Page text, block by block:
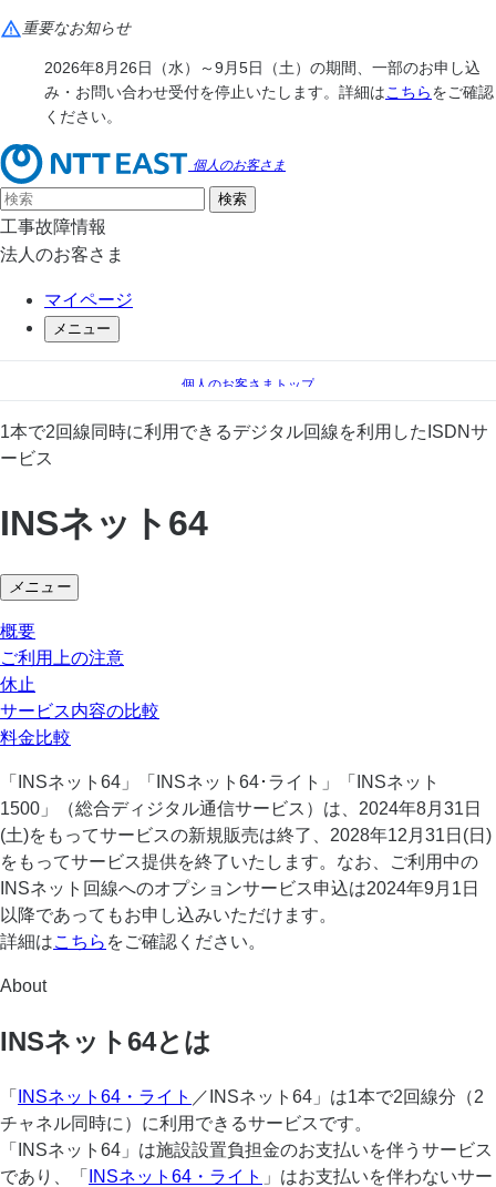
重要なお知らせ
2026年8月26日（水）～9月5日（土）の期間、一部のお申し込
み・お問い合わせ受付を停止いたします。詳細はこちらをご確認
ください。
個人のお客さま
工事故障情報
法人のお客さま
マイページ
メニュー
個人のお客さまトップ
電話
INSネット64
1本で2回線同時に利用できるデジタル回線を利用したISDNサ
ービス
INSネット64
メニュー
概要
ご利用上の注意
休止
サービス内容の比較
料金比較
「INSネット64」「INSネット64･ライト」「INSネット
1500」（総合ディジタル通信サービス）は、2024年8月31日
(土)をもってサービスの新規販売は終了、2028年12月31日(日)
をもってサービス提供を終了いたします。なお、ご利用中の
INSネット回線へのオプションサービス申込は2024年9月1日
以降であってもお申し込みいただけます。
詳細はこちら をご確認ください。
About
INSネット64とは
「 INSネット64・ライト ／INSネット64」は1本で2回線分（2
チャネル同時に）に利用できるサービスです。
「INSネット64」は施設設置負担金のお支払いを伴うサービス
であり、「
INSネット64・ライト 」はお支払いを伴わないサー